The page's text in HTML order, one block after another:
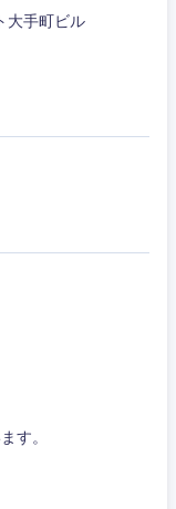
大手町ビル
す。